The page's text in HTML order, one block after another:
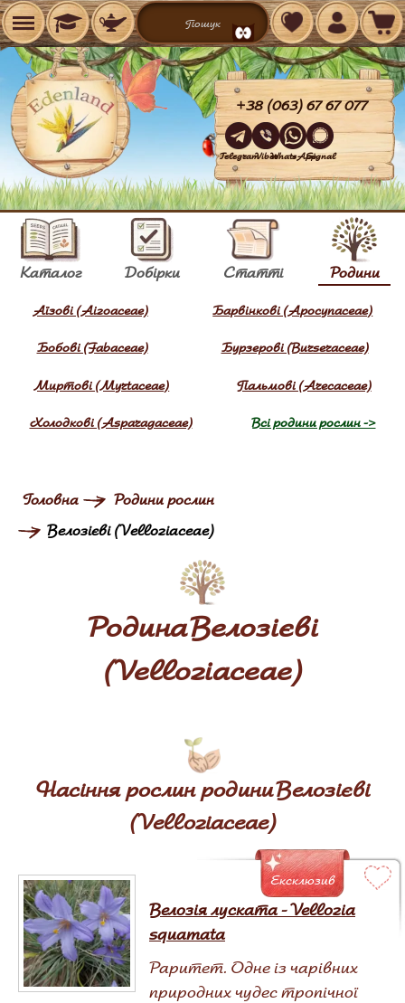
TelegramViberWhatsAppSignal
+38 (063) 67 67 077
Каталог Добірки Статті Родини
Аїзові (Aizoaceae) Барвінкові (Apocynaceae)
Бобові (Fabaceae) Бурзерові (Burseraceae)
Миртові (Myrtaceae) Пальмові (Arecaceae)
Холодкові (Asparagaceae) Всі родини рослин ->
Головна
Родини рослин
Велозієві (Velloziaceae)
Родина Велозієві
(Velloziaceae)
Насіння рослин родини Велозієві
(Velloziaceae)
Велозія луската - Vellozia
squamata
Раритет. Одне із чарівних
природних чудес тропічної
Ексклюзив